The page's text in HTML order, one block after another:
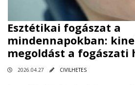
Esztétikai fogászat a
mindennapokban:
megoldást a fogászati
2026.04.27 CIVILHETES